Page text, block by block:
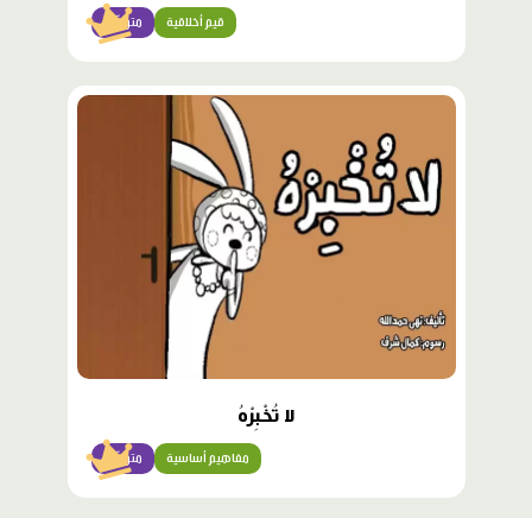
متوسّط قيم أخلاقية
محتوى
لا تُخْبِرْهُ
متوسّط مفاهيم أساسية